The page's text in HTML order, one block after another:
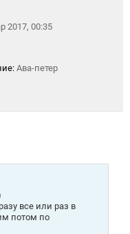
2017, 00:35
Ава-петер
все или раз в
потом по